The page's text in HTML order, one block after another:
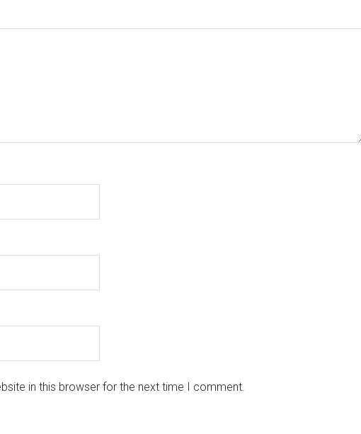
in this browser for the next time I comment.